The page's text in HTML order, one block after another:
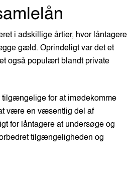
i adskillige årtier, hvor låntagere
gæld. Oprindeligt var det et
også populært blandt private
tilgængelige for at imødekomme
være en væsentlig del af
for låntagere at undersøge og
tilgængeligheden og